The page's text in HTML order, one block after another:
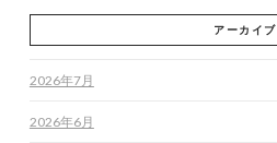
アーカイブ
2026年7月
2026年6月